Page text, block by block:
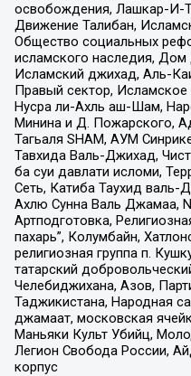
освобождения, Лашкар-И-
Движение Талибан,
Общество социальных
исламского наследия,
Исламский джихад, Аль-
Правый сектор,
Нусра ли-Ахль аш-Шам,
Минина и Д. Пожарского,
Тагьаля SHAM, АУМ
Тавхида Валь-Джихад,
ба суи давлати исломи,
Сеть, Катиба Таухид
Ахлю Сунна Валь Джамаа,
Артподготовка,
пахарь”, Колумбайн,
религиозная группа п.
татарский
Челебиджихана, Азов,
Таджикистана, Народная
джамаат, московская
Маньяки Культ Убийц,
Легион Свобода России,
корпус